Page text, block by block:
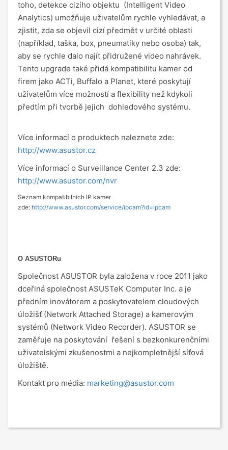
toho, detekce cizího objektu (Intelligent Video
Analytics) umožňuje uživatelům rychle vyhledávat, a
zjistit, zda se objevil cizí předmět v určité oblasti
(například, taška, box, pneumatiky nebo osoba) tak,
aby se rychle dalo najít přidružené video nahrávek.
Tento upgrade také přidá kompatibilitu kamer od
firem jako ACTi, Buffalo a Planet, které poskytují
uživatelům více možností a flexibility než kdykoli
předtím při tvorbě jejich dohledového systému.
Více informací o produktech naleznete zde:
http://www.asustor.cz
Více informací o Surveillance Center 2.3 zde:
http://www.asustor.com/nvr
Seznam kompatibilních IP kamer
zde: http://www.asustor.com/service/ipcam?id=ipcam
O ASUSTORu
Společnost ASUSTOR byla založena v roce 2011 jako
dceřiná společnost ASUSTeK Computer Inc. a je
předním inovátorem a poskytovatelem cloudových
úložišť (Network Attached Storage) a kamerovým
systémů (Network Video Recorder). ASUSTOR se
zaměřuje na poskytování řešení s bezkonkurenčními
uživatelskými zkušenostmi a nejkompletnější síťová
úložiště.
Kontakt pro média: marketing@asustor.com